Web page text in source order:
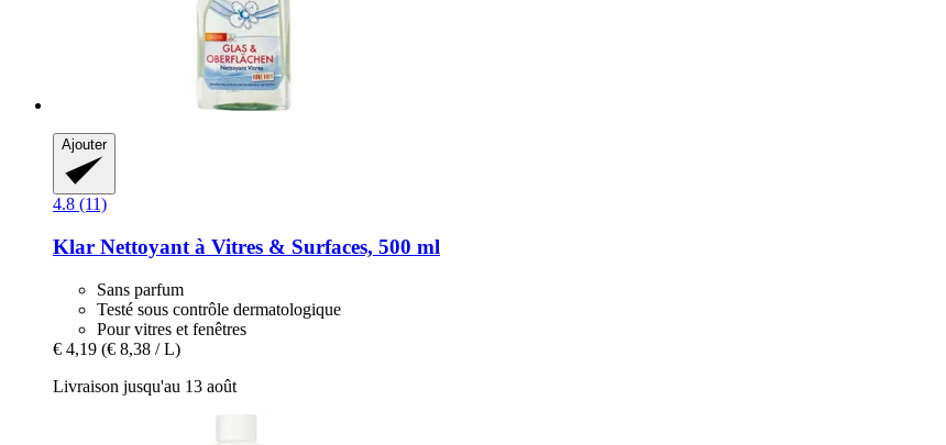
Ajouter
4.8 (11)
Klar Nettoyant à Vitres & Surfaces, 500 ml
Sans parfum
Testé sous contrôle dermatologique
Pour vitres et fenêtres
€ 4,19 (€ 8,38 / L)
Livraison jusqu'au 13 août